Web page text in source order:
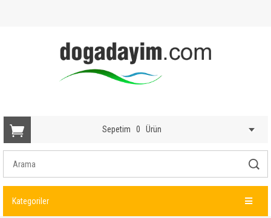
Sepetim 0 Ürün
Kategoriler